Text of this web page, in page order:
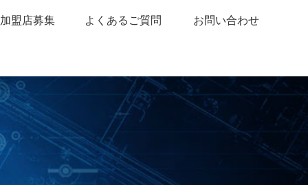
盟店募集 よくあるご質問 お問い合わせ